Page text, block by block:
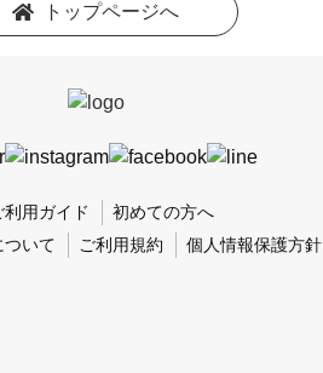
トップページへ
利用ガイド
初めての方へ
ついて ご利用規約 個人情報保護方針